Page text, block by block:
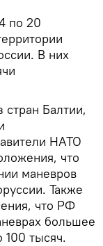
по 20
В них
Балтии,
НАТО
что
маневров
Также
что РФ
большее
тысяч.